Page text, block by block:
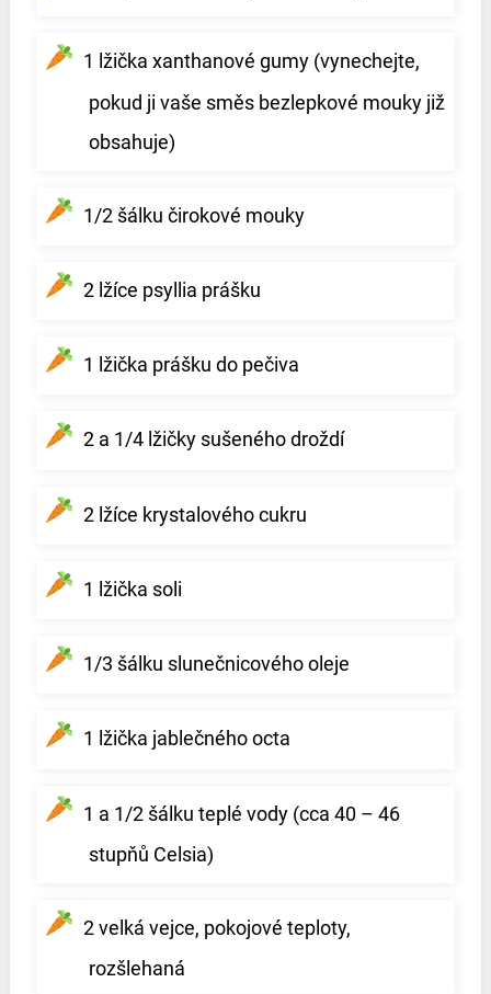
1 lžička xanthanové gumy (vynechejte,
pokud ji vaše směs bezlepkové mouky již
obsahuje)
1/2 šálku čirokové mouky
2 lžíce psyllia prášku
1 lžička prášku do pečiva
2 a 1/4 lžičky sušeného droždí
2 lžíce krystalového cukru
1 lžička soli
1/3 šálku slunečnicového oleje
1 lžička jablečného octa
1 a 1/2 šálku teplé vody (cca 40 – 46
stupňů Celsia)
2 velká vejce, pokojové teploty,
rozšlehaná